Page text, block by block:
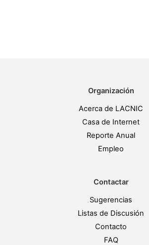
Organización
Acerca de LACNIC
Casa de Internet
Reporte Anual
Empleo
Contactar
Sugerencias
Listas de Discusión
Contacto
FAQ